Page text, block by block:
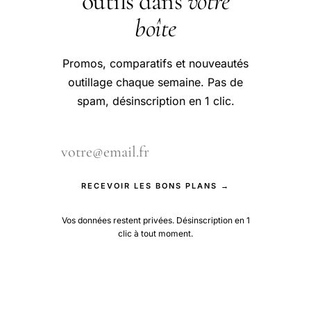
boîte
Promos, comparatifs et nouveautés
outillage chaque semaine. Pas de
spam, désinscription en 1 clic.
RECEVOIR LES BONS PLANS →
Vos données restent privées. Désinscription en 1
clic à tout moment.